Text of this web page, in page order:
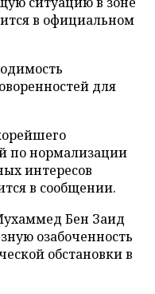
в официальном
для
по нормализации
интересов
в сообщении.
Бен Заид
озабоченность
обстановки в